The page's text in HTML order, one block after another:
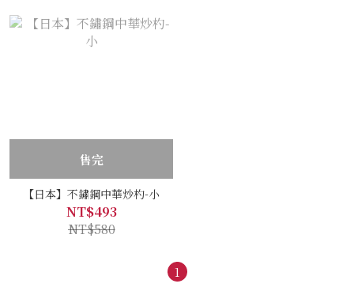
售完
【日本】不鏽鋼中華炒杓-小
NT$493
NT$580
1